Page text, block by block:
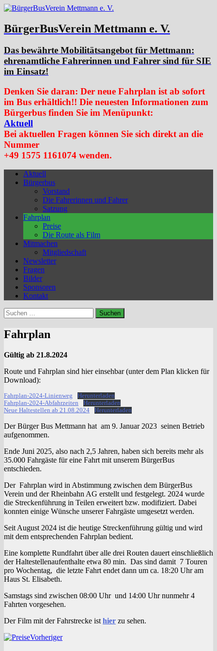
BürgerBusVerein Mettmann e. V.
Das bewährte Mobilitätsangebot für Mettmann:
ehrenamtliche Fahrerinnen und Fahrer sind für SIE
im Einsatz!
Denken Sie daran: Der neue Fahrplan ist ab sofort
im Bus erhältlich!! Die neuesten Informationen zum
Bürgerbus finden Sie im Menüpunkt:
Aktuell
Bei aktuellen Fragen können Sie sich direkt an die
Nummer
+49 1575 1161074 wenden.
Aktuell
Bürgerbus
Vorstand
Die Fahrerinnen und Fahrer
Satzung
Fahrplan
Preise
Die Route als Film
Mitmachen
Mitgliedschaft
Newsletter
Fragen
Bilder
Sponsoren
Kontakt
Suchen
nach:
Fahrplan
Gültig ab 21.8.2024
Route und Fahrplan sind hier einsehbar (unter dem Plan klicken für
Download):
Fahrplan-2024-Linienweg
Herunterladen
Fahrplan-2024-Abfahrzeiten
Herunterladen
Neue Haltestellen ab 21.08.2024
Herunterladen
Der Bürger Bus Mettmann hat am 9. Januar 2023 seinen Betrieb
aufgenommen.
Ende Juni 2025, also nach 2,5 Jahren, haben sich bereits mehr als
35.000 Fahrgäste für eine Fahrt mit unserem BürgerBus
entschieden.
Der Fahrplan wird in Abstimmung zwischen dem BürgerBus
Verein und der Rheinbahn AG erstellt und festgelegt. 2024 wurde
die Streckenführung in Teilen erweitert bzw. modifiziert. Dabei
konnten einige Wünsche unserer Fahrgäste umgesetzt werden.
Seit August 2024 ist die heutige Streckenführung gültig und wird
mit dem entsprechenden Fahrplan bedient.
Eine komplette Rundfahrt über alle drei Routen dauert einschließlich
der Haltestellenaufenthalte etwa 80 min. Das sind damit 7 Touren
pro Wochentag, die letzte Fahrt endet dann um ca. 18:20 Uhr am
Haus St. Elisabeth.
Samstags sind zwischen 08:00 Uhr und 14:00 Uhr nunmehr 4
Fahrten vorgesehen.
Der Film mit der Fahrstrecke ist hier zu sehen.
Vorheriger